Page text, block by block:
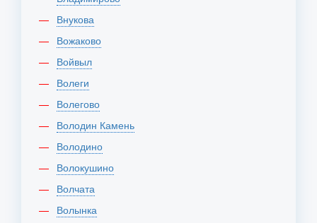
Внукова
Вожаково
Войвыл
Волеги
Волегово
Володин Камень
Володино
Волокушино
Волчата
Волынка